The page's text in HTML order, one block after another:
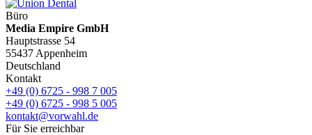
Büro
Media Empire GmbH
Hauptstrasse 54
55437 Appenheim
Deutschland
Kontakt
+49 (0) 6725 - 998 7 005
+49 (0) 6725 - 998 5 005
kontakt@vorwahl.de
Für Sie erreichbar